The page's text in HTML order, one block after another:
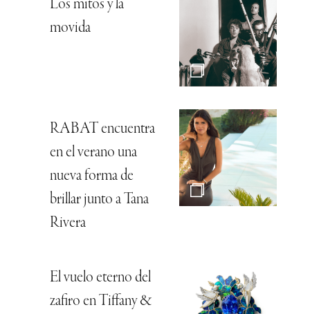
Los mitos y la
movida
RABAT encuentra
en el verano una
nueva forma de
brillar junto a Tana
Rivera
El vuelo eterno del
zafiro en Tiffany &